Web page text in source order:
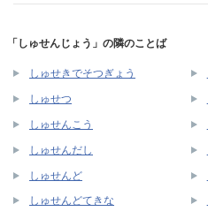
「しゅせんじょう」の隣のことば
しゅせきでそつぎょう
しゅせつ
しゅせんこう
しゅせんだし
しゅせんど
しゅせんどてきな